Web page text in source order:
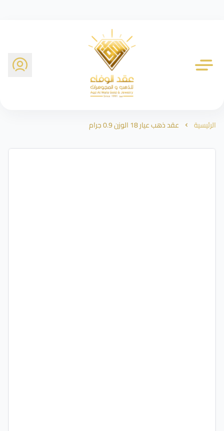
شركة عقد الوفاء للذهب
الرئيسية عقد ذهب عيار 18 الوزن 0.9 جرام